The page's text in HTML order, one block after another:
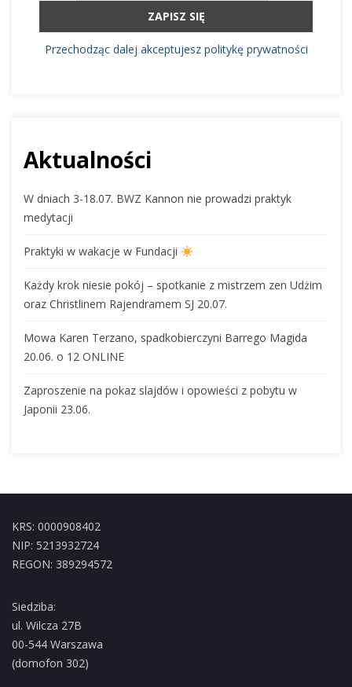
Przechodząc dalej akceptujesz politykę prywatności
Aktualności
W dniach 3-18.07. BWZ Kannon nie prowadzi praktyk
medytacji
Praktyki w wakacje w Fundacji
Każdy krok niesie pokój – spotkanie z mistrzem zen Udżim
oraz Christlinem Rajendramem SJ 20.07.
Mowa Karen Terzano, spadkobierczyni Barrego Magida
20.06. o 12 ONLINE
Zaproszenie na pokaz slajdów i opowieści z pobytu w
Japonii 23.06.
KRS: 0000908402
NIP: 5213932724
REGON: 389294572
Siedziba:
ul. Wilcza 27B
00-544 Warszawa
(domofon 302)